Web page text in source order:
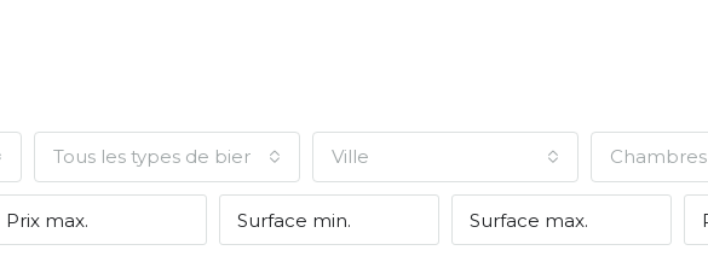
Tous les types de biens Ville Chambres